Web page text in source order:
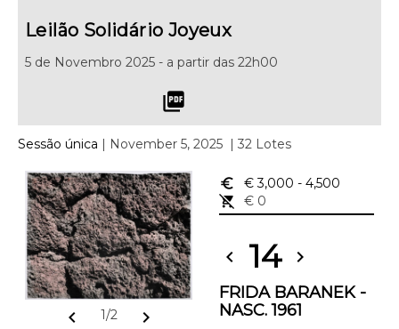
Leilão Solidário Joyeux
5 de Novembro 2025 - a partir das 22h00
picture_as_pdf
Sessão única | November 5, 2025 | 32 Lotes
chevron_left 1/2 chevron_right
euro_symbol € 3,000 - 4,500
remove_shopping_cart
€ 0
chevron_left 14 chevron_right
FRIDA BARANEK -
NASC. 1961